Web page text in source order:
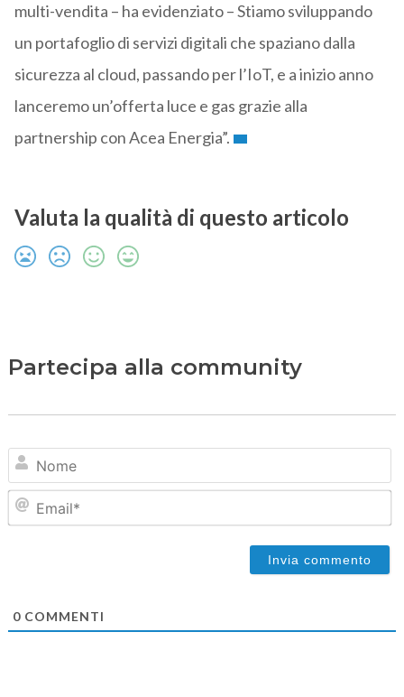
multi-vendita – ha evidenziato – Stiamo sviluppando
un portafoglio di servizi digitali che spaziano dalla
sicurezza al cloud, passando per l’IoT, e a inizio anno
lanceremo un’offerta luce e gas grazie alla
partnership con Acea Energia”.
Valuta la qualità di questo articolo
Partecipa alla community
0COMMENTI